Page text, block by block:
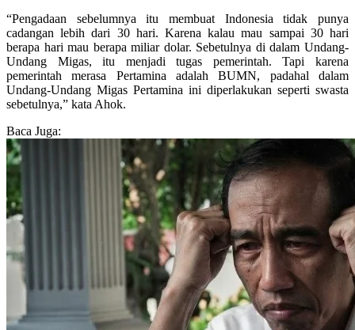
“Pengadaan sebelumnya itu membuat Indonesia tidak punya
cadangan lebih dari 30 hari. Karena kalau mau sampai 30 hari
berapa hari mau berapa miliar dolar. Sebetulnya di dalam Undang-
Undang Migas, itu menjadi tugas pemerintah. Tapi karena
pemerintah merasa Pertamina adalah BUMN, padahal dalam
Undang-Undang Migas Pertamina ini diperlakukan seperti swasta
sebetulnya,” kata Ahok.
Baca Juga: